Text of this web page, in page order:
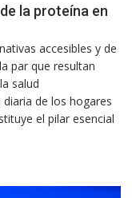
la proteína en
accesibles y de
par que resultan
salud
diaria de los hogares
el pilar esencial